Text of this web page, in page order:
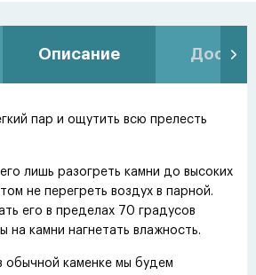
Описание
пар и ощутить всю прелесть
лишь разогреть камни до высоких
не перегреть воздух в парной.
его в пределах 70 градусов
на камни нагнетать влажность.
обычной каменке мы будем